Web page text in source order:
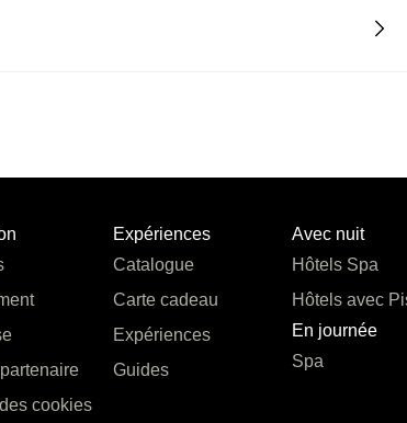
cookies
Expériences
Catalogue
Carte cadeau
Expériences
Guides
Avec nuit
Hôtels Spa
Hôtels avec
En journée
Spa